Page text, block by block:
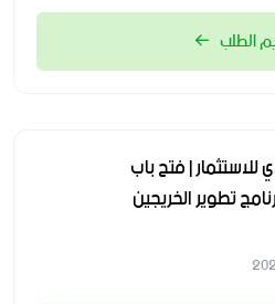
الطلب
للاستثمار | فتح باب
تطوير الخريجين